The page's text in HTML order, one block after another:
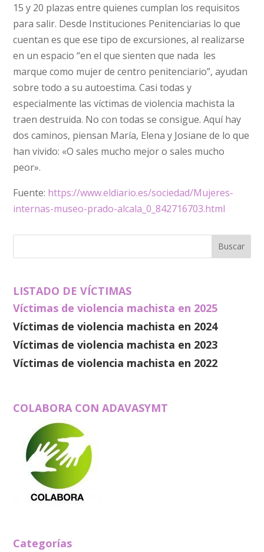
15 y 20 plazas entre quienes cumplan los requisitos
para salir. Desde Instituciones Penitenciarias lo que
cuentan es que ese tipo de excursiones, al realizarse
en un espacio “en el que sienten que nada les
marque como mujer de centro penitenciario”, ayudan
sobre todo a su autoestima. Casi todas y
especialmente las víctimas de violencia machista la
traen destruida. No con todas se consigue. Aquí hay
dos caminos, piensan María, Elena y Josiane de lo que
han vivido: «O sales mucho mejor o sales mucho
peor».
Fuente: https://www.eldiario.es/sociedad/Mujeres-
internas-museo-prado-alcala_0_842716703.html
LISTADO DE VÍCTIMAS
Víctimas de violencia machista en 2025
Víctimas de violencia machista en 2024
Víctimas de violencia machista en 2023
Víctimas de violencia machista en 2022
COLABORA CON ADAVASYMT
Categorías